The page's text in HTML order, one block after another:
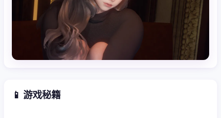
📱 游戏秘籍